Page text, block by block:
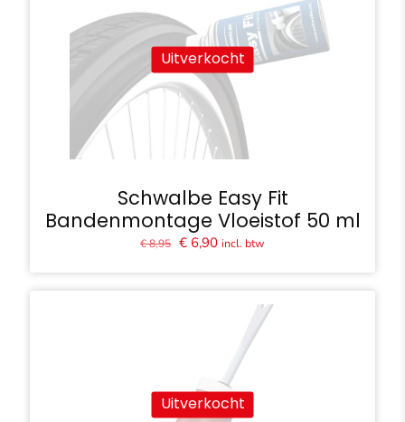
Uitverkocht
Schwalbe Easy Fit
Bandenmontage Vloeistof 50 ml
€8,95 Oorspronkelijke
€ 6,90Huidige
incl. btw
Uitverkocht